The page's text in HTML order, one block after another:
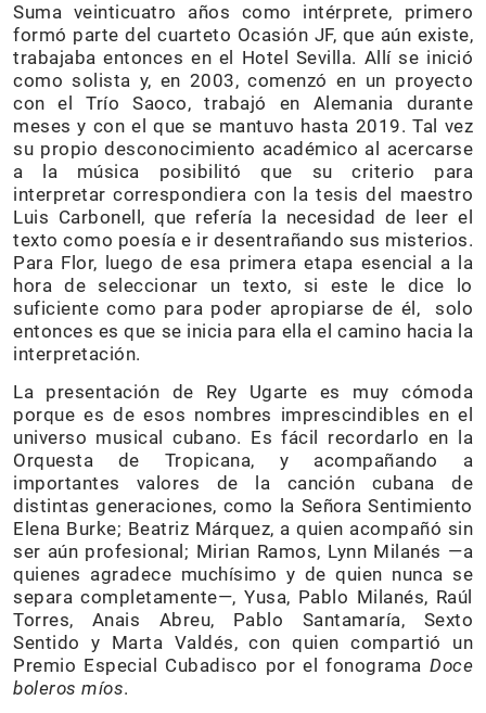
Suma veinticuatro años como intérprete, primero
formó parte del cuarteto Ocasión JF, que aún existe,
trabajaba entonces en el Hotel Sevilla. Allí se inició
como solista y, en 2003, comenzó en un proyecto
con el Trío Saoco, trabajó en Alemania durante
meses y con el que se mantuvo hasta 2019. Tal vez
su propio desconocimiento académico al acercarse
a la música posibilitó que su criterio para
interpretar correspondiera con la tesis del maestro
Luis Carbonell, que refería la necesidad de leer el
texto como poesía e ir desentrañando sus misterios.
Para Flor, luego de esa primera etapa esencial a la
hora de seleccionar un texto, si este le dice lo
suficiente como para poder apropiarse de él, solo
entonces es que se inicia para ella el camino hacia la
interpretación.
La presentación de Rey Ugarte es muy cómoda
porque es de esos nombres imprescindibles en el
universo musical cubano. Es fácil recordarlo en la
Orquesta de Tropicana, y acompañando a
importantes valores de la canción cubana de
distintas generaciones, como la Señora Sentimiento
Elena Burke; Beatriz Márquez, a quien acompañó sin
ser aún profesional; Mirian Ramos, Lynn Milanés —a
quienes agradece muchísimo y de quien nunca se
separa completamente—, Yusa, Pablo Milanés, Raúl
Torres, Anais Abreu, Pablo Santamaría, Sexto
Sentido y Marta Valdés, con quien compartió un
Premio Especial Cubadisco por el fonograma Doce
boleros míos.